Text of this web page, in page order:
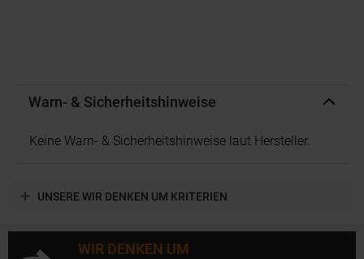
Warn- & Sicherheitshinweise
Keine Warn- & Sicherheitshinweise laut Hersteller.
UNSERE WIR DENKEN UM KRITERIEN
WIR DENKEN UM